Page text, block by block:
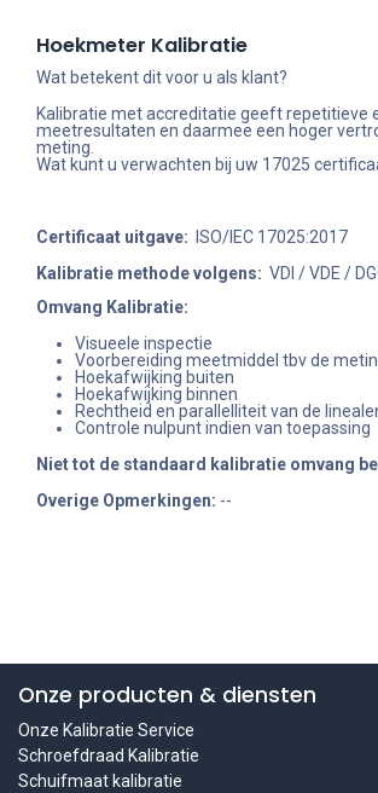
Hoekmeter Kalibratie
Wat betekent dit voor u als klant?
Kalibratie met accreditatie geeft repetitieve
meetresultaten en daarmee een hoger
meting.
Wat kunt u verwachten bij uw 17025
Certificaat uitgave: ISO/IEC 17025:2017
Kalibratie methode volgens: VDI / VDE /
Omvang Kalibratie:
Visueele inspectie
Voorbereiding meetmiddel tbv de
Hoekafwijking buiten
Hoekafwijking binnen
Rechtheid en parallelliteit van de
Controle nulpunt indien van toepassing
Niet tot de standaard kalibratie omvang
Overige Opmerkingen: --
Onze producten & diensten
Onze Kalibratie Service
Schroefdraad Kalibratie
Schuifmaat kalibratie